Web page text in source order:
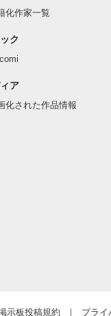
……
化作家一覧
ク
ア
化された作品情報
示板投稿規約 プライ